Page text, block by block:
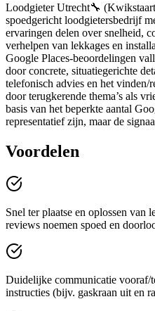
Loodgieter Utrecht🔧
spoedgericht loodgietersbedrijf
ervaringen delen over snelheid,
verhelpen van lekkages en
Google Places-beoordelingen
door concrete, situatiegerichte
telefonisch advies en het vinden/
door terugkerende thema’s als
basis van het beperkte aantal
representatief zijn, maar de
Voordelen
Snel ter plaatse en oplossen van
reviews noemen spoed en
Duidelijke communicatie vooraf/
instructies (bijv. gaskraan uit en